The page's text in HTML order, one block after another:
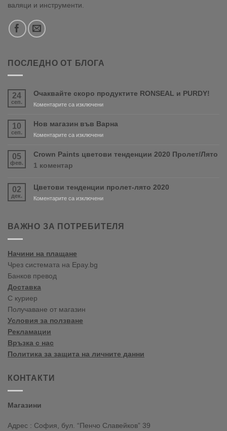
валяци и инструменти.
ПОСЛЕДНО ОТ БЛОГА
24
сеп.
Очаквайте скоро продуктите RONSEAL и PURDY!
Коментарите са изключениза
скоро
RONSEAL
PURDY!
10
сеп.
Нов магазин във Варна
Коментарите са изключениза
магазин
05
фев.
Crown Paints цветови тенденции 2020 Пролет/Лято
1 коментар
цветови
тенденции
Лято
02
дек.
Цветови тенденции пролет-лято 2020
Коментарите са изключениза
пролет-
ВАЖНО ЗА ПОТРЕБИТЕЛЯ
Начини на плащане
Чрез системата на Epay.bg
Банков превод
Доставка
С куриер
Получаване от магазин
Условия за ползване
Рекламации
Връзка с нас
Политика за защита на личните данни
КОНТАКТИ
Магазини
Адрес : София, бул. “Пенчо Славейков” 39